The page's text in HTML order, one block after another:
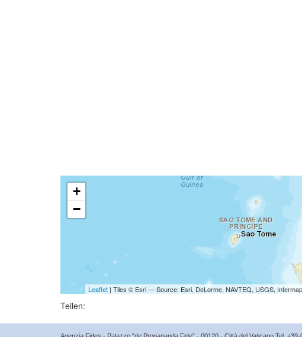
+
−
Leaflet| Tiles © Esri — Source: Esri, DeLorme, NAVTEQ, USGS,
Teilen: